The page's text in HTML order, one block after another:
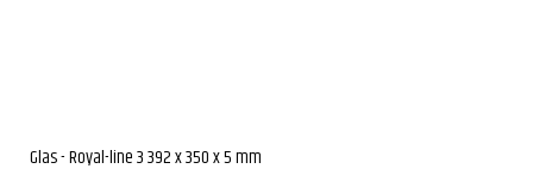
Glas - Royal-line 3 392 x 350 x 5 mm